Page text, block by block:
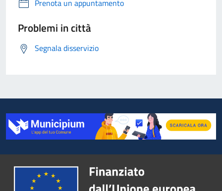
Prenota un appuntamento
Problemi in città
Segnala disservizio